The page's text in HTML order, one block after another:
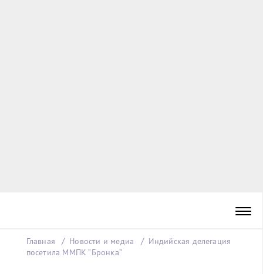
Главная Новости и медиа
Индийская делегация
посетила ММПК “Бронка”